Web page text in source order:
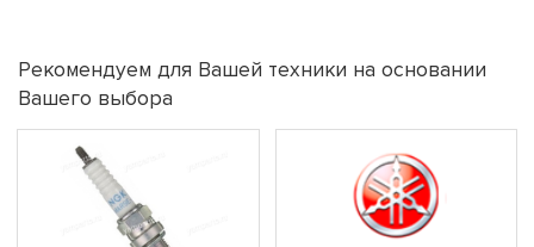
Рекомендуем для Вашей техники на основании
Вашего выбора